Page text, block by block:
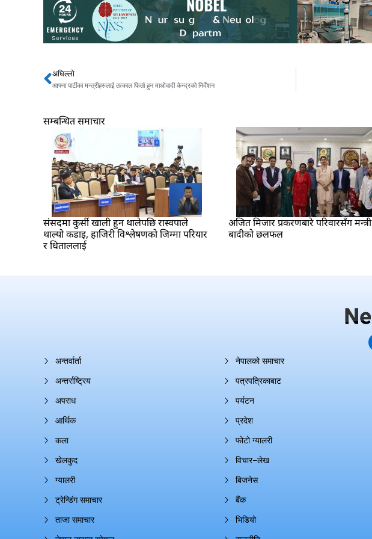
Prev
अघिल्लो
आफ्ना पार्टीका मन्त्रीहरुलाई तत्काल फिर्ता हुन माओवादी केन्द्रको निर्देशन
सम्बन्धित समाचार
संसदमा कुर्सी खाली हुन थालेपछि रास्वपाले
थाल्यो कडाइ, हाजिरी विश्लेषणको जिम्मा परियार
र धिताललाई
अजित मिजार प्रकरणबारे परिवारसँग मन्त्री
बादीको छलफल
अन्तर्वार्ता
अन्तर्राष्ट्रिय
अपराध
आर्थिक
कला
खेलकुद
ग्यालरी
ट्रेन्डिंग समाचार
ताजा समाचार
नेपालको समाचार
पत्रपत्रिकाबाट
पर्यटन
प्रदेश
फोटो ग्यालरी
विचार–लेख
बिजनेस
बैंक
भिडियो